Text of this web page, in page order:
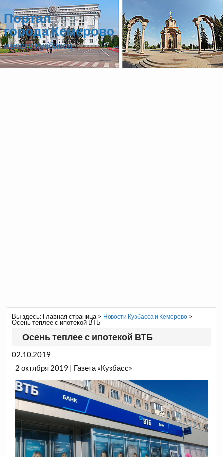
Портал
города Кемерово
и всего Кузбасса
Вы здесь: Главная страница> Новости Кузбасса и Кемерово>
Осень теплее с ипотекой ВТБ
Осень теплее с ипотекой ВТБ
02.10.2019
2 октября 2019 | Газета «Кузбасс»